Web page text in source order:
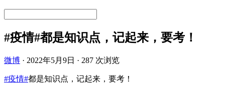
#疫情#都是知识点，记起来，要考！
微博 · 2022年5月9日 · 287 次浏览
#疫情#都是知识点，记起来，要考！